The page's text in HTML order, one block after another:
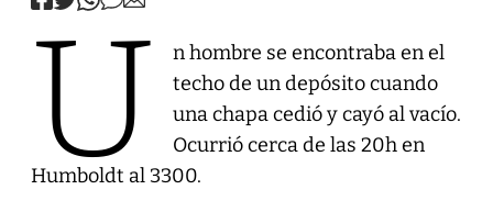
U
n hombre se encontraba en el
techo de un depósito cuando
una chapa cedió y cayó al vacío.
Ocurrió cerca de las 20h en
Humboldt al 3300.